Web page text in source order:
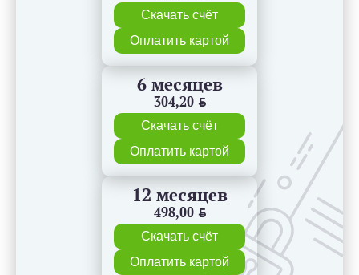
Скачать счёт
Оплатить картой
6 месяцев
304,20 BYN
Скачать счёт
Оплатить картой
12 месяцев
498,00 BYN
Скачать счёт
Оплатить картой